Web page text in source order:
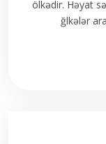
ölkədir. Həyat
ğlkələr